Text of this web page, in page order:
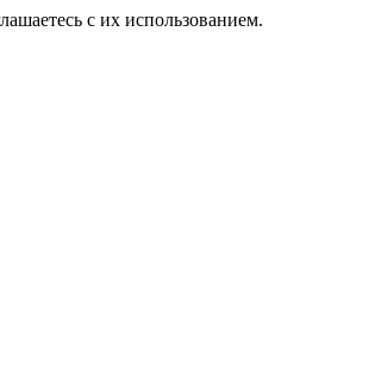
с их использованием.